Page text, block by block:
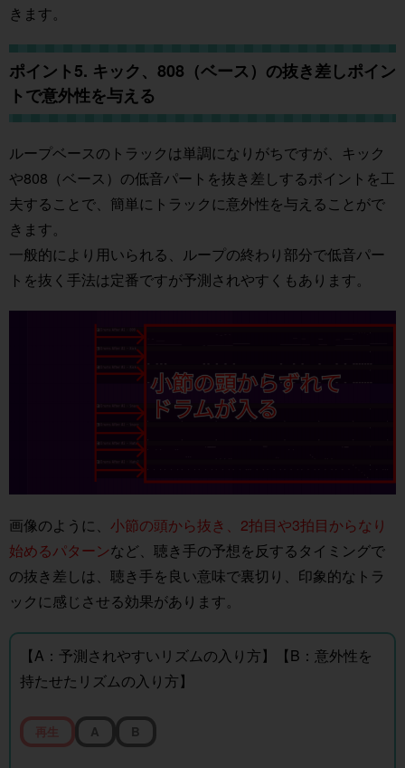
きます。
ポイント5. キック、808（ベース）の抜き差しポイン
トで意外性を与える
ループベースのトラックは単調になりがちですが、キック
や808（ベース）の低音パートを抜き差しするポイントを工
夫することで、簡単にトラックに意外性を与えることがで
きます。
一般的により用いられる、ループの終わり部分で低音パー
トを抜く手法は定番ですが予測されやすくもあります。
画像のように、 小節の頭から抜き、2拍目や3拍目からなり
始めるパターンなど、聴き手の予想を反するタイミングで
の抜き差しは、聴き手を良い意味で裏切り、印象的なトラ
ックに感じさせる効果があります。
【A：予測されやすいリズムの入り方】【B：意外性を
持たせたリズムの入り方】
再生 A B